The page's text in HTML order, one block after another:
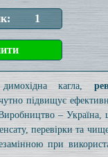
димохідна кагла,
підвищує
– Україна,
перевірки та
при